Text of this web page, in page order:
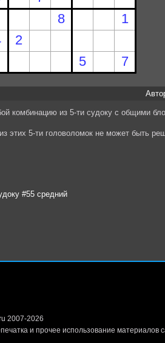
комбинацию из 5-ти судоку с общими
этих 5-ти головоломок не может быть
#55 средний
2007-2026
и прочее использование материалов